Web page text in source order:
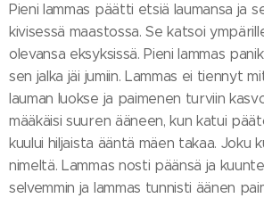
Pieni lammas päätti etsiä laumansa ja
kivisessä maastossa. Se katsoi
olevansa eksyksissä. Pieni lammas
sen jalka jäi jumiin. Lammas ei tiennyt
lauman luokse ja paimenen turviin
määkäisi suuren ääneen, kun katui
kuului hiljaista ääntä mäen takaa. Joku
nimeltä. Lammas nosti päänsä ja
selvemmin ja lammas tunnisti äänen